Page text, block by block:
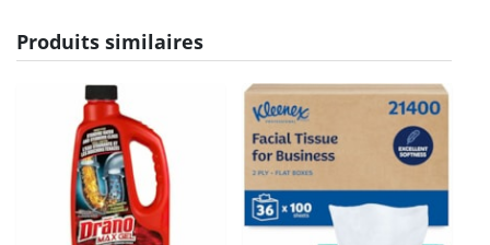
Produits similaires